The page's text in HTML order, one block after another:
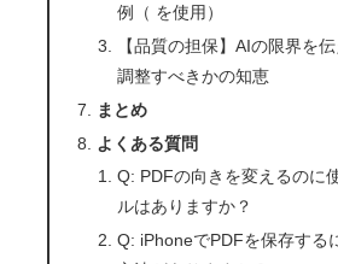
例（ を使用）
【品質の担保】AIの限界を
調整すべきかの知恵
まとめ
よくある質問
Q: PDFの向きを変えるのに
ルはありますか？
Q: iPhoneでPDFを保存する